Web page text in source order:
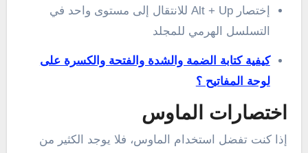
إختصار Alt + Up للانتقال إلى مستوى واحد في
التسلسل الهرمي للمجلد
كيفية كتابة الضمة والشدة والفتحة والكسرة على
لوحة المفاتيح ؟
اختصارات الماوس
إذا كنت تفضل استخدام الماوس، فلا يوجد الكثير من